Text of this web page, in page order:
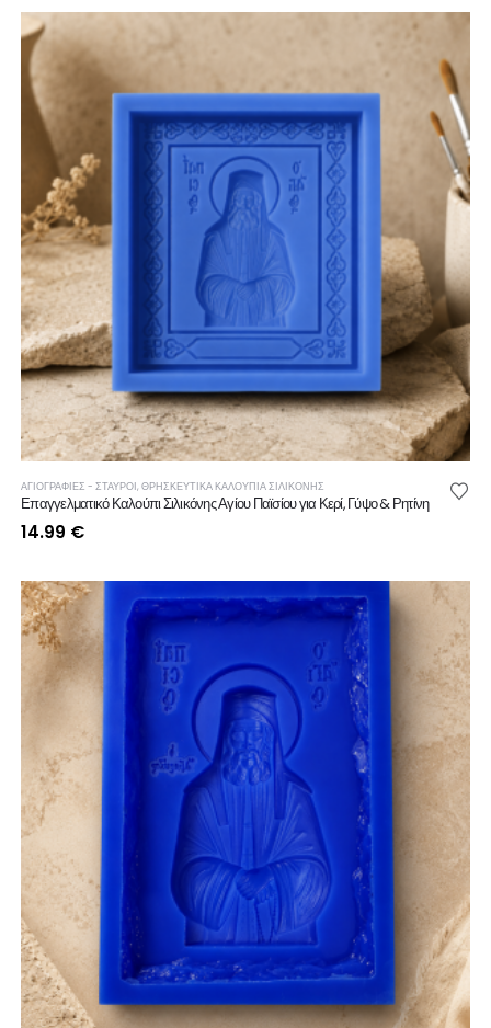
ΑΓΙΟΓΡΑΦΙΕΣ - ΣΤΑΥΡΟΙ,ΘΡΗΣΚΕΥΤΙΚΆ ΚΑΛΟΎΠΙΑ ΣΙΛΙΚΌΝΗΣ
Επαγγελματικό Καλούπι Σιλικόνης Αγίου Παϊσίου για Κερί, Γύψο & Ρητίνη
14.99 €